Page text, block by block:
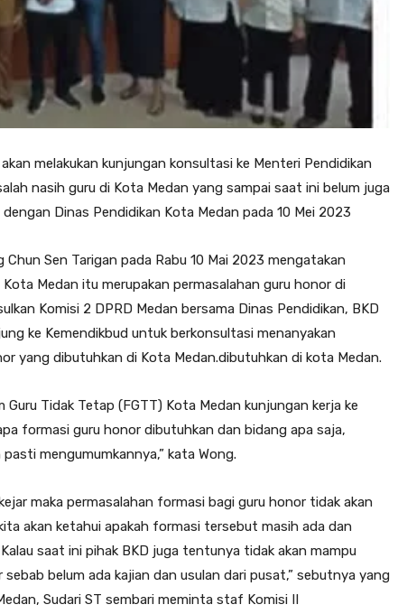
melakukan kunjungan konsultasi ke Menteri Pendidikan
nasih guru di Kota Medan yang sampai saat ini belum juga
Dinas Pendidikan Kota Medan pada 10 Mei 2023
Chun Sen Tarigan pada Rabu 10 Mai 2023 mengatakan
Medan itu merupakan permasalahan guru honor di
Komisi 2 DPRD Medan bersama Dinas Pendidikan, BKD
ke Kemendikbud untuk berkonsultasi menanyakan
yang dibutuhkan di Kota Medan.dibutuhkan di kota Medan.
Tidak Tetap (FGTT) Kota Medan kunjungan kerja ke
formasi guru honor dibutuhkan dan bidang apa saja,
mengumumkannya,” kata Wong.
maka permasalahan formasi bagi guru honor tidak akan
akan ketahui apakah formasi tersebut masih ada dan
saat ini pihak BKD juga tentunya tidak akan mampu
belum ada kajian dan usulan dari pusat,” sebutnya yang
Sudari ST sembari meminta staf Komisi II